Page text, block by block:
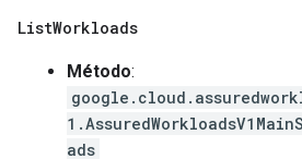
ListWorkloads
Método:
ads